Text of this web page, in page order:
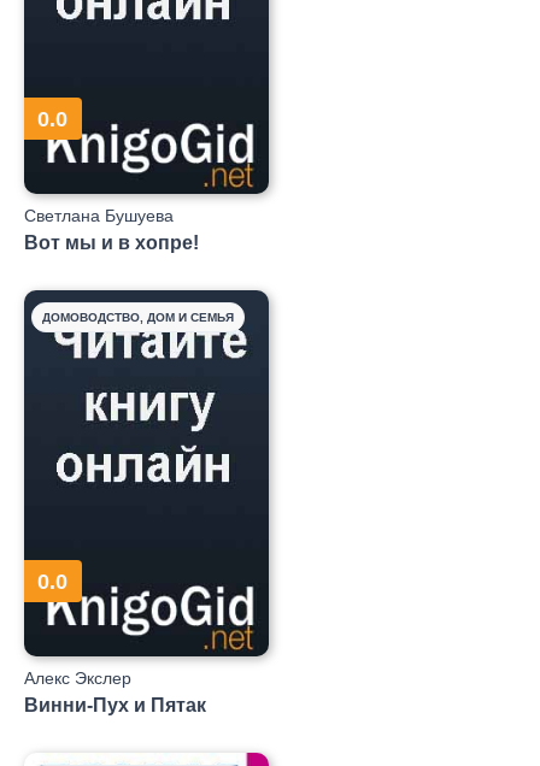
0.0
Светлана Бушуева
Вот мы и в хопре!
ДОМОВОДСТВО, ДОМ И СЕМЬЯ
0.0
Алекс Экслер
Винни-Пух и Пятак